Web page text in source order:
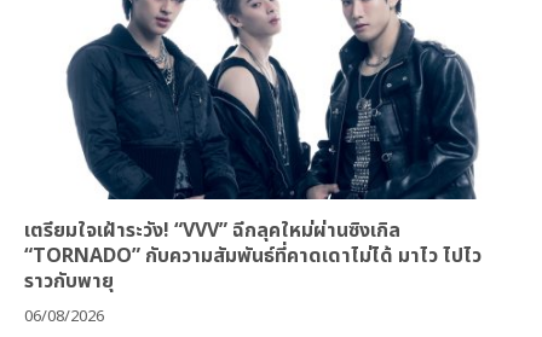
เตรียมใจเฝ้าระวัง! “VVV” ฉีกลุคใหม่ผ่านซิงเกิล
“TORNADO” กับความสัมพันธ์ที่คาดเดาไม่ได้ มาไว ไปไว
ราวกับพายุ
06/08/2026